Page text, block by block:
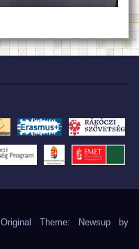
Original Theme: Newsup by